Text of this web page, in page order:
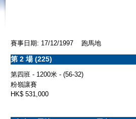
賽事日期: 17/12/1997 跑馬地
第 2 場 (225)
第四班 - 1200米 - (56-32)
粉嶺讓賽
HK$ 531,000